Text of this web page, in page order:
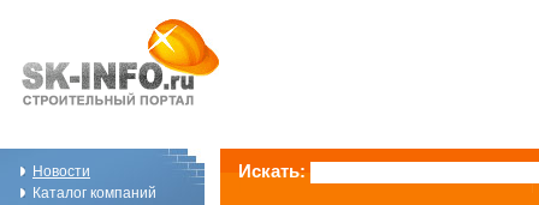
Новости
Каталог компаний
Искать: